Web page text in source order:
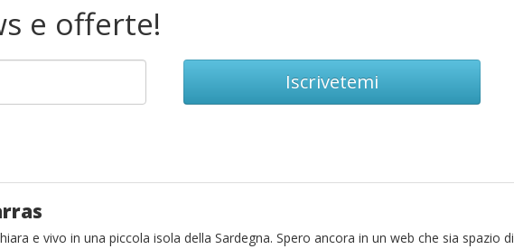
e offerte!
Iscrivetemi
e vivo in una piccola isola della Sardegna. Spero ancora in un web che sia spazio di